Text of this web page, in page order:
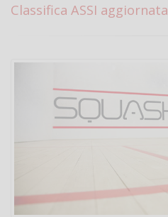
Classifica ASSI aggiornata